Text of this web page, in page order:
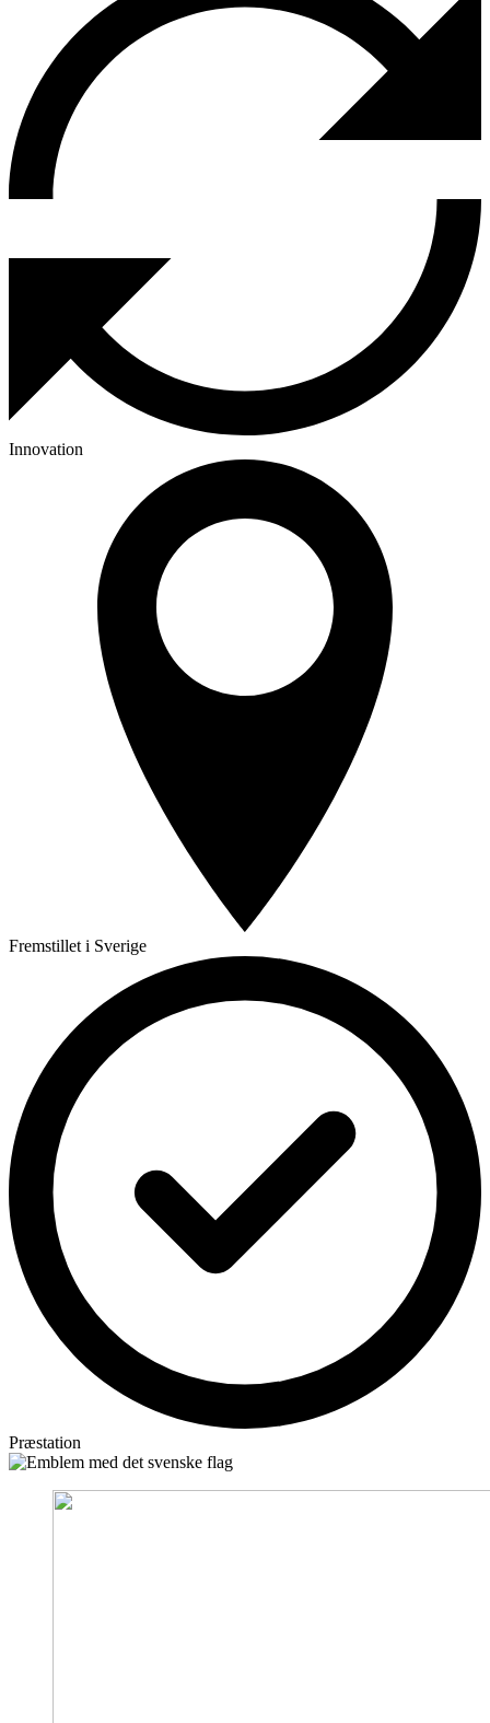
Innovation
Fremstillet i Sverige
Præstation